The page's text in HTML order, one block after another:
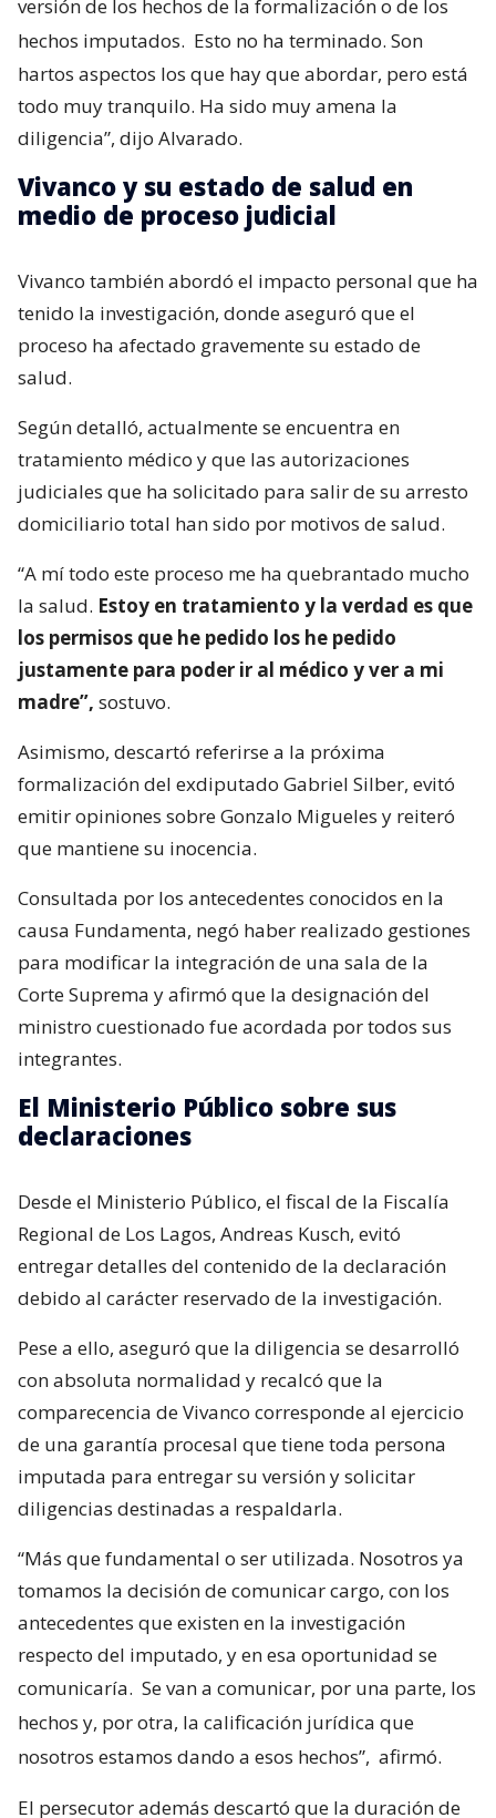
versión de los hechos de la formalización o de los
hechos imputados. Esto no ha terminado. Son
hartos aspectos los que hay que abordar, pero está
todo muy tranquilo. Ha sido muy amena la
diligencia”, dijo Alvarado.
Vivanco y su estado de salud en
medio de proceso judicial
Vivanco también abordó el impacto personal que ha
tenido la investigación, donde aseguró que el
proceso ha afectado gravemente su estado de
salud.
Según detalló, actualmente se encuentra en
tratamiento médico y que las autorizaciones
judiciales que ha solicitado para salir de su arresto
domiciliario total han sido por motivos de salud.
“A mí todo este proceso me ha quebrantado mucho
la salud. Estoy en tratamiento y la verdad es que
los permisos que he pedido los he pedido
justamente para poder ir al médico y ver a mi
madre”, sostuvo.
Asimismo, descartó referirse a la próxima
formalización del exdiputado Gabriel Silber, evitó
emitir opiniones sobre Gonzalo Migueles y reiteró
que mantiene su inocencia.
Consultada por los antecedentes conocidos en la
causa Fundamenta, negó haber realizado gestiones
para modificar la integración de una sala de la
Corte Suprema y afirmó que la designación del
ministro cuestionado fue acordada por todos sus
integrantes.
El Ministerio Público sobre sus
declaraciones
Desde el Ministerio Público, el fiscal de la Fiscalía
Regional de Los Lagos, Andreas Kusch, evitó
entregar detalles del contenido de la declaración
debido al carácter reservado de la investigación.
Pese a ello, aseguró que la diligencia se desarrolló
con absoluta normalidad y recalcó que la
comparecencia de Vivanco corresponde al ejercicio
de una garantía procesal que tiene toda persona
imputada para entregar su versión y solicitar
diligencias destinadas a respaldarla.
“Más que fundamental o ser utilizada. Nosotros ya
tomamos la decisión de comunicar cargo, con los
antecedentes que existen en la investigación
respecto del imputado, y en esa oportunidad se
comunicaría. Se van a comunicar, por una parte, los
hechos y, por otra, la calificación jurídica que
nosotros estamos dando a esos hechos”, afirmó.
El persecutor además descartó que la duración de